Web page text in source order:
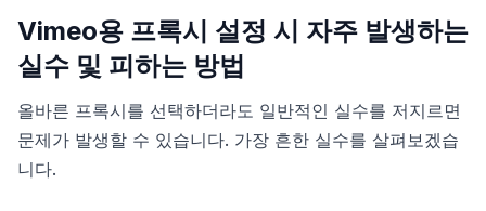
Vimeo용 프록시 설정 시 자주 발생하는
실수 및 피하는 방법
올바른 프록시를 선택하더라도 일반적인 실수를 저지르면
문제가 발생할 수 있습니다. 가장 흔한 실수를 살펴보겠습
니다.